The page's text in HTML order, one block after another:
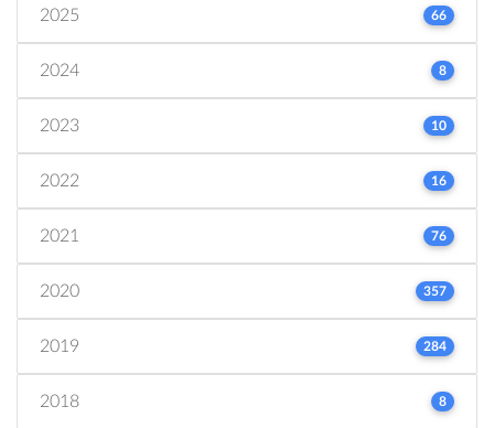
2025 66
2024 8
2023 10
2022 16
2021 76
2020 357
2019 284
2018 8